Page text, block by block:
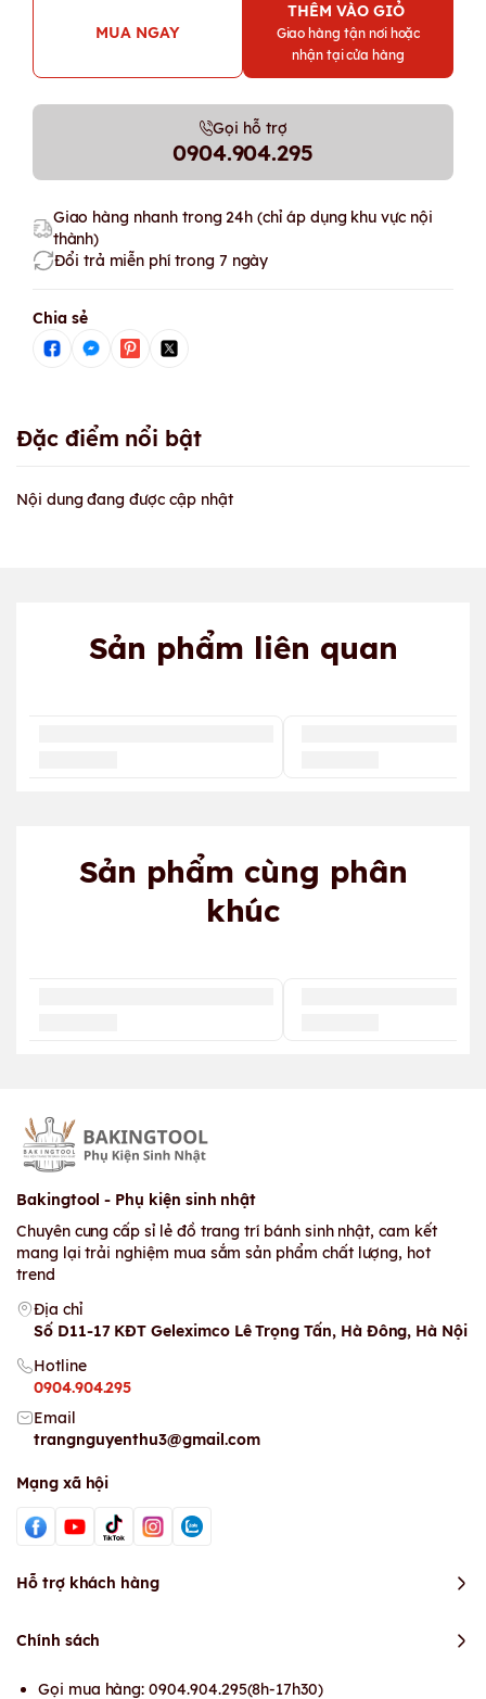
MUA NGAY
THÊM VÀO GIỎ
Giao hàng tận nơi hoặc
nhận tại cửa hàng
Gọi hỗ trợ
0904.904.295
Giao hàng nhanh trong 24h (chỉ áp dụng khu vực nội
thành)
Đổi trả miễn phí trong 7 ngày
Chia sẻ
Đặc điểm nổi bật
Nội dung đang được cập nhật
Sản phẩm liên quan
Sản phẩm cùng phân
khúc
Bakingtool - Phụ kiện sinh nhật
Chuyên cung cấp sỉ lẻ đồ trang trí bánh sinh nhật, cam kết
mang lại trải nghiệm mua sắm sản phẩm chất lượng, hot
trend
Địa chỉ
Số D11-17 KĐT Geleximco Lê Trọng Tấn, Hà Đông, Hà Nội
Hotline
0904.904.295
Email
trangnguyenthu3@gmail.com
Mạng xã hội
Hỗ trợ khách hàng
Chính sách
Gọi mua hàng: 0904.904.295(8h-17h30)